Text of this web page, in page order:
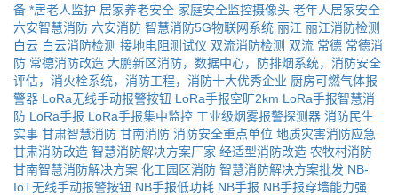
备 *居老人监护 居家养老安全 家庭安全监控摄像头 老年人居家安全
六安智慧消防 六安消防 智慧消防5G物联网系统 丽江 丽江消防检测
白云 白云消防检测 接地电阻测试仪 双流消防检测 双流 常德 常德消
防 常德消防改造 大鹏新区消防，数据中心，防排烟系统，消防安全
评估，消火栓系统，消防工程，消防十大优秀企业 厨房可燃气体报
警器 LoRa无线手动报警按钮 LoRa手报空旷2km LoRa手报智慧消
防 LoRa手报 LoRa手报集中监控 工业级烟雾报警探测器 消防民生
实事 甘肃智慧消防 甘南消防 消防安全重点单位 地质灾害消防应急
甘肃消防改造 智慧消防解决方案厂家 经适型消防改造 农牧村消防
甘南智慧消防解决方案 化工园区消防 智慧消防解决方案批发 NB-
IoT无线手动报警按钮 NB手报低功耗 NB手报 NB手报穿墙能力强